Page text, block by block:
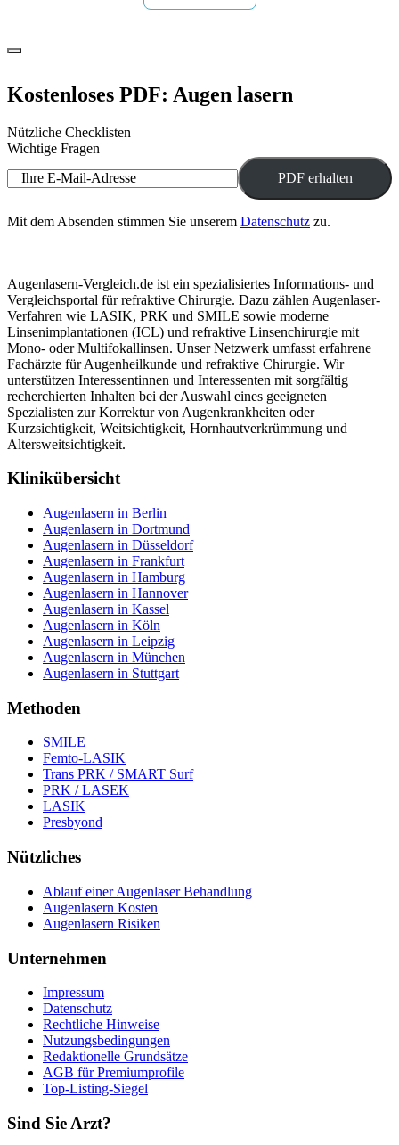
Kostenloses PDF: Augen lasern
Nützliche Checklisten
Wichtige Fragen
Ihre E-Mail-Adresse
Mit dem Absenden stimmen Sie unserem Datenschutz zu.
Augenlasern-Vergleich.de ist ein spezialisiertes Informations- und
Vergleichsportal für refraktive Chirurgie. Dazu zählen Augenlaser-
Verfahren wie LASIK, PRK und SMILE sowie moderne
Linsenimplantationen (ICL) und refraktive Linsenchirurgie mit
Mono- oder Multifokallinsen. Unser Netzwerk umfasst erfahrene
Fachärzte für Augenheilkunde und refraktive Chirurgie. Wir
unterstützen Interessentinnen und Interessenten mit sorgfältig
recherchierten Inhalten bei der Auswahl eines geeigneten
Spezialisten zur Korrektur von Augenkrankheiten oder
Kurzsichtigkeit, Weitsichtigkeit, Hornhautverkrümmung und
Altersweitsichtigkeit.
Klinikübersicht
Augenlasern in Berlin
Augenlasern in Dortmund
Augenlasern in Düsseldorf
Augenlasern in Frankfurt
Augenlasern in Hamburg
Augenlasern in Hannover
Augenlasern in Kassel
Augenlasern in Köln
Augenlasern in Leipzig
Augenlasern in München
Augenlasern in Stuttgart
Methoden
SMILE
Femto-LASIK
Trans PRK / SMART Surf
PRK / LASEK
LASIK
Presbyond
Nützliches
Ablauf einer Augenlaser Behandlung
Augenlasern Kosten
Augenlasern Risiken
Unternehmen
Impressum
Datenschutz
Rechtliche Hinweise
Nutzungsbedingungen
Redaktionelle Grundsätze
AGB für Premiumprofile
Top-Listing-Siegel
Sind Sie Arzt?